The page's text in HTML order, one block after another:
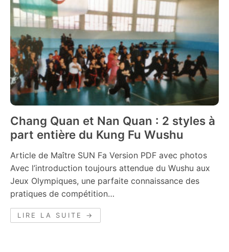
Chang Quan et Nan Quan : 2 styles à
part entière du Kung Fu Wushu
Article de Maître SUN Fa Version PDF avec photos
Avec l’introduction toujours attendue du Wushu aux
Jeux Olympiques, une parfaite connaissance des
pratiques de compétition…
LIRE LA SUITE →